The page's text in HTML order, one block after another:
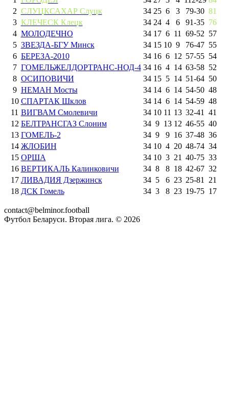
2 СЛУЦКСАХАР Слуцк 34 25 6 3 79-30 81
3 КЛЕЧЕСК Клецк 34 24 4 6 91-35 76
4 МОЛОДЕЧНО 34 17 6 11 69-52 57
5 ЗВЕЗДА-БГУ Минск 34 15 10 9 76-47 55
6 БЕРЕЗА-2010 34 16 6 12 57-55 54
7 ГОМЕЛЬЖЕЛДОРТРАНС-НОД-4 34 16 4 14 63-58 52
8 ОСИПОВИЧИ 34 15 5 14 51-64 50
9 НЕМАН Мосты 34 14 6 14 54-50 48
10 СПАРТАК Шклов 34 14 6 14 54-59 48
11 ВИГВАМ Смолевичи 34 10 11 13 32-41
41
12 БЕЛТРАНСГАЗ Слоним 34 9 13 12 46-55 40
13 ГОМЕЛЬ-2 34 9 9 16 37-48 36
14 ЖЛОБИН 34 10 4 20 48-74 34
15 ОРША 34 10 3 21 40-75 33
16 ВЕРТИКАЛЬ Калинковичи 34 8 8 18 42-67 32
17 ЛИВАДИЯ Дзержинск 34 5 6 23 25-81
21
18 ДСК Гомель 34 3 8 23 19-75 17
contact@belminor.football
Футбол Беларуси. Вторая лига. © 2026